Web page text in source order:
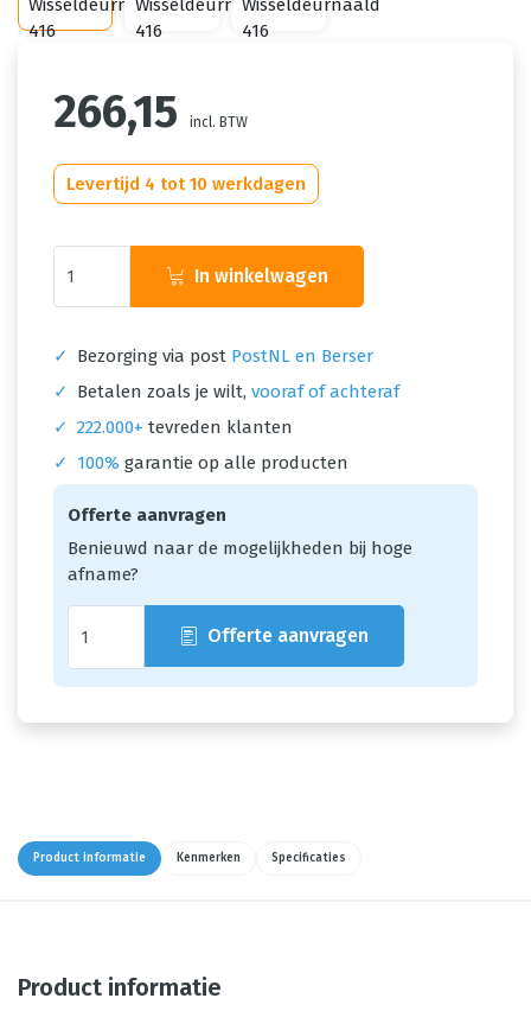
266,15 incl. BTW
Levertijd 4 tot 10 werkdagen
In winkelwagen
✓ Bezorging via post PostNL en Berser
✓
Betalen zoals je wilt, vooraf of achteraf
✓ 222.000+ tevreden klanten
✓
100% garantie op alle producten
Offerte aanvragen
Benieuwd naar de mogelijkheden bij hoge
afname?
Offerte aanvragen
Product informatie Kenmerken Specificaties
Product informatie